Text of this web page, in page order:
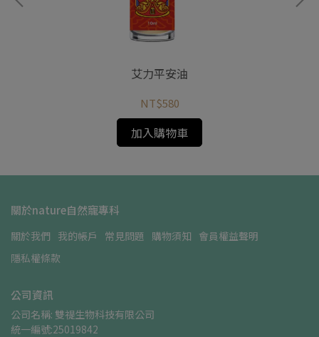
艾力平安油
NT$580
加入購物車
關於nature自然寵專科
關於我們 我的帳戶 常見問題 購物須知 會員權益聲明
隱私權條款
公司資訊
公司名稱: 雙禔生物科技有限公司
統一編號:25019842